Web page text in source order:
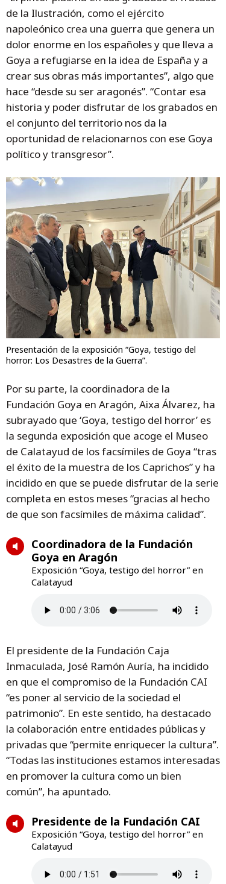
de la Ilustración, como el ejército
napoleónico crea una guerra que genera un
dolor enorme en los españoles y que lleva a
Goya a refugiarse en la idea de España y a
crear sus obras más importantes”, algo que
hace “desde su ser aragonés”. “Contar esa
historia y poder disfrutar de los grabados en
el conjunto del territorio nos da la
oportunidad de relacionarnos con ese Goya
político y transgresor”.
Presentación de la exposición “Goya, testigo del
horror: Los Desastres de la Guerra”.
Por su parte, la coordinadora de la
Fundación Goya en Aragón, Aixa Álvarez, ha
subrayado que ‘Goya, testigo del horror’ es
la segunda exposición que acoge el Museo
de Calatayud de los facsímiles de Goya “tras
el éxito de la muestra de los Caprichos” y ha
incidido en que se puede disfrutar de la serie
completa en estos meses “gracias al hecho
de que son facsímiles de máxima calidad”.
Coordinadora de la Fundación
Goya en Aragón
Exposición “Goya, testigo del horror” en
Calatayud
El presidente de la Fundación Caja
Inmaculada, José Ramón Auría, ha incidido
en que el compromiso de la Fundación CAI
“es poner al servicio de la sociedad el
patrimonio”. En este sentido, ha destacado
la colaboración entre entidades públicas y
privadas que “permite enriquecer la cultura”.
“Todas las instituciones estamos interesadas
en promover la cultura como un bien
común”, ha apuntado.
Presidente de la Fundación CAI
Exposición “Goya, testigo del horror” en
Calatayud